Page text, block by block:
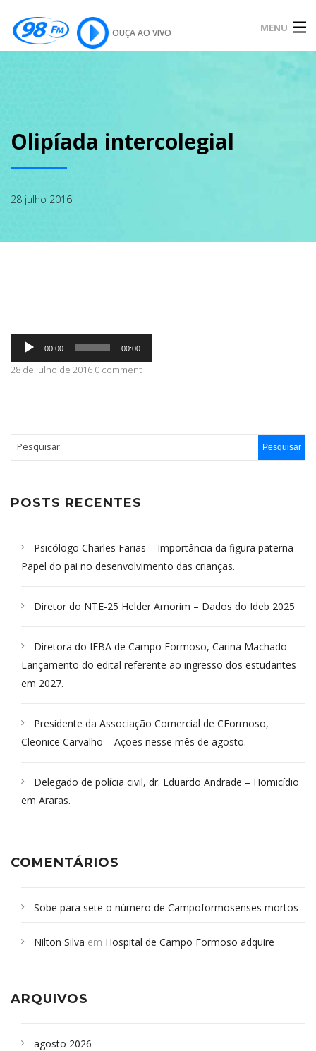
OUÇA AO VIVO MENU
SOBRE
PODCAST
ABRANGÊNCIA
Olipíada intercolegial
28 julho 2016
Tocador
áudio
00:00 00:00
28 de julho de 2016 0 comment
POSTS RECENTES
Psicólogo Charles Farias – Importância da figura paterna
Papel do pai no desenvolvimento das crianças.
Diretor do NTE-25 Helder Amorim – Dados do Ideb 2025
Diretora do IFBA de Campo Formoso, Carina Machado-
Lançamento do edital referente ao ingresso dos estudantes
em 2027.
Presidente da Associação Comercial de CFormoso,
Cleonice Carvalho – Ações nesse mês de agosto.
Delegado de polícia civil, dr. Eduardo Andrade – Homicídio
em Araras.
COMENTÁRIOS
Sobe para sete o número de Campoformosenses mortos
Campoformosenses que morreram em desabamentos são
Nilton Silva em Hospital de Campo Formoso adquire
ARQUIVOS
agosto 2026